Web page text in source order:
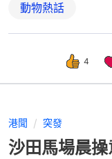
動物熱話
4
港聞 突發
沙田馬場晨